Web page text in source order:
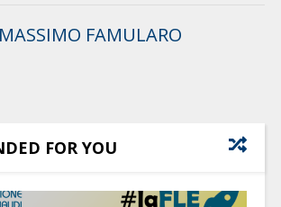
MASSIMO FAMULARO
FOR YOU